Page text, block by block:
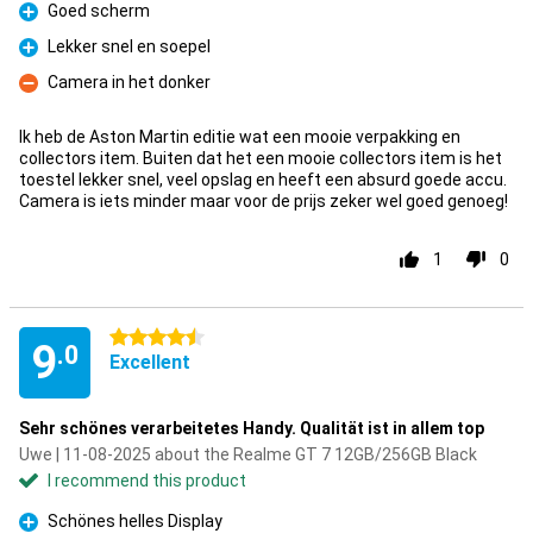
Pro
Goed scherm
Pro
Lekker snel en soepel
Con
Camera in het donker
Ik heb de Aston Martin editie wat een mooie verpakking en
collectors item. Buiten dat het een mooie collectors item is het
toestel lekker snel, veel opslag en heeft een absurd goede accu.
Camera is iets minder maar voor de prijs zeker wel goed genoeg!
1 0
9.0
4.5 stars
Excellent
Sehr schönes verarbeitetes Handy. Qualität ist in allem top
Uwe | 11-08-2025 about the Realme GT 7 12GB/256GB Black
I recommend this product
Pro
Schönes helles Display